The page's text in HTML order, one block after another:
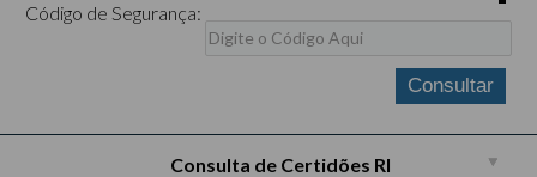
Código de Segurança:
Consulta de Certidões RI